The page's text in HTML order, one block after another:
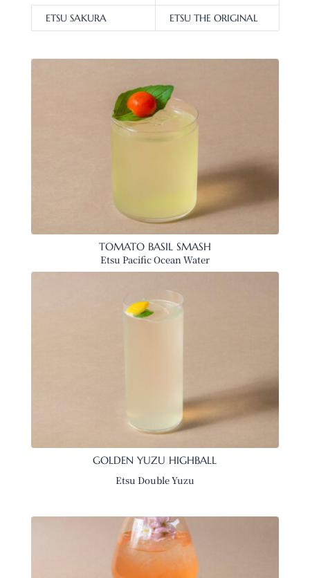
ETSU SAKURA ETSU THE ORIGINAL
TOMATO BASIL SMASH
Etsu Pacific Ocean Water
GOLDEN YUZU HIGHBALL
Etsu Double Yuzu